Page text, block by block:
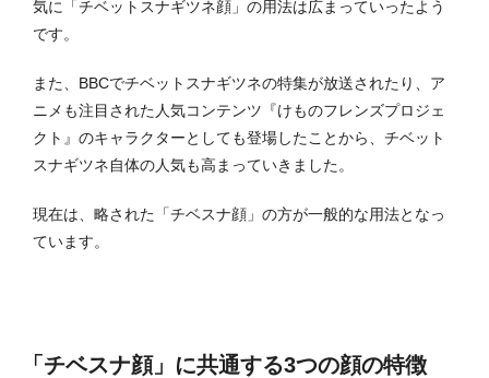
気に「チベットスナギツネ顔」の用法は広まっていったよう
です。
また、BBCでチベットスナギツネの特集が放送されたり、ア
ニメも注目された人気コンテンツ『けものフレンズプロジェ
クト』のキャラクターとしても登場したことから、チベット
スナギツネ自体の人気も高まっていきました。
現在は、略された「チベスナ顔」の方が一般的な用法となっ
ています。
「チベスナ顔」に共通する3つの顔の特徴